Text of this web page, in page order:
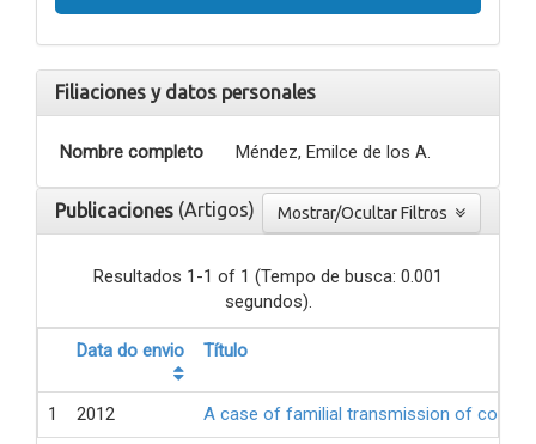
Filiaciones y datos personales
Nombre completo Méndez, Emilce de los A.
Publicaciones (Artigos)
Resultados 1-1 of 1 (Tempo de busca: 0.001
segundos).
Data do envio Título
1 2012 A case of familial transmission of